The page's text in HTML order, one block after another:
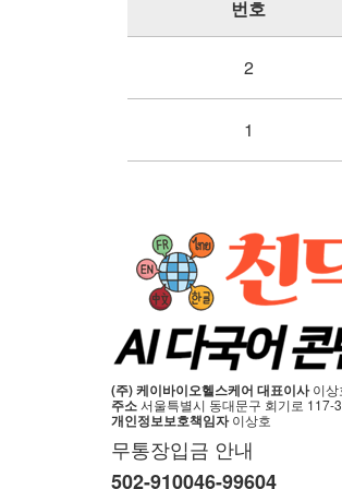
번호
2
1
(주) 케이바이오헬스케어 대표이사이상
주소서울특별시 동대문구 회기로 117-3
개인정보보호책임자이상호
무통장입금 안내
502-910046-99604